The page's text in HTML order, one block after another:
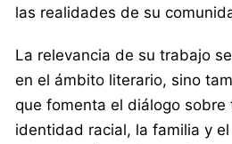
las realidades de su
La relevancia de su trabajo
en el ámbito literario, sino
que fomenta el diálogo sobre
identidad racial, la familia y